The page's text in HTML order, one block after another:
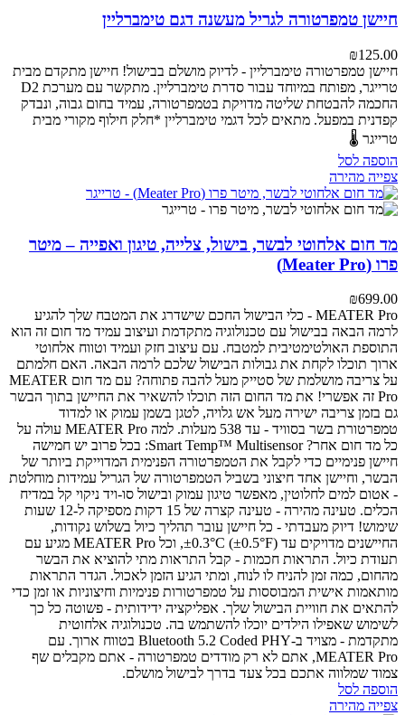
חיישן טמפרטורה לגריל מעשנה דגם טימברליין
₪125.00
חיישן טמפרטורה טימברליין - לדיוק מושלם בבישול! חיישן מתקדם מבית
טרייגר, מפותח במיוחד עבור סדרת טימברליין. מתקשר עם מערכת D2
החכמה להבטחת שליטה מדויקת בטמפרטורה, עמיד בחום גבוה, ונבדק
קפדנית במפעל. מתאים לכל דגמי טימברליין *חלק חילוף מקורי מבית
טרייגר 🌡️
הוספה לסל
צפייה מהירה
מד חום אלחוטי לבשר, בישול, צלייה, טיגון ואפייה – מיטר
פרו (Meater Pro)
₪699.00
MEATER Pro - כלי הבישול החכם שישדרג את המטבח שלך
להגיע
לרמה הבאה בבישול עם טכנולוגיה מתקדמת ועיצוב עמיד מד חום זה הוא
התוספת האולטימטיבית למטבח. עם עיצוב חזק ועמיד וטווח אלחוטי
ארוך תוכלו לקחת את גבולות הבישול שלכם לרמה הבאה. האם חלמתם
על צריבה מושלמת של סטייק מעל להבה פתוחה? עם מד חום MEATER
Pro זה אפשרי! את מד החום הזה תוכלו להשאיר את החיישן בתוך הבשר
גם בזמן צריבה ישירה מעל אש גלויה, לטגן בשמן עמוק או למדוד
טמפרטורת בשר בסוויד - עד 538 מעלות.
למה MEATER Pro עולה על
כל מד חום אחר?
Smart Temp™ Multisensor: בכל פרוב יש חמישה
חיישן פנימיים כדי לקבל את הטמפרטורה הפנימית המדוייקת ביותר של
הבשר, וחיישן אחד חיצוני בשביל הטמפרטורה של הגריל עמידות מוחלטת
- אטום למים לחלוטין, מאפשר טיגון עמוק ובישול סו-ויד ניקוי קל במדיח
הכלים.
טעינה מהירה - טעינה קצרה של 15 דקות מספיקה ל-12 שעות
שימוש! דיוק מעבדתי - כל חיישן עובר תהליך כיול בשלוש נקודות,
החיישנים מדויקים עד ±0.3°C (±0.5°F), וכל MEATER Pro מגיע עם
תעודת כיול. התראות חכמות - קבל התראות מתי להוציא את הבשר
מהחום, כמה זמן להניח לו לנוח, ומתי הגיע הזמן לאכול. הגדר התראות
מותאמות אישית המבוססות על טמפרטורות פנימיות וחיצוניות או זמן כדי
להתאים את חוויית הבישול שלך. אפליקציה ידידותית - פשוטה כל כך
לשימוש שאפילו הילדים יוכלו להשתמש בה. טכנולוגיה אלחוטית
מתקדמת - מצויד ב-Bluetooth 5.2 Coded PHY בטווח ארוך.
עם
MEATER Pro, אתם לא רק מודדים טמפרטורה - אתם מקבלים שף
צמוד שמלווה אתכם בכל צעד בדרך לבישול מושלם.
הוספה לסל
צפייה מהירה